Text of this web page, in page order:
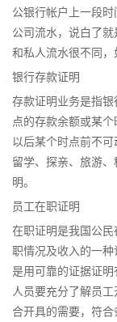
公银行帐户上一段
公司流水，说白了
和私人流水很不同，
银行存款证明
存款证明业务是指
点的存款余额或某
以后某个时点前不
留学、探亲、旅游
明。
员工在职证明
在职证明是我国公
职情况及收入的一
是用可靠的证据证
人员要充分了解员
合开具的需要，符